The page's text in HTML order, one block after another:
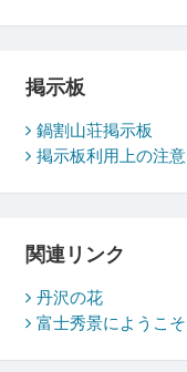
掲示板
鍋割山荘掲示板
掲示板利用上の注意
関連リンク
丹沢の花
富士秀景にようこそ